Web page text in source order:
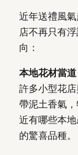
近年送禮風
店不再只有
向：
本地花材當道
許多小型花
帶泥土香氣
近有哪些本
的驚喜品種。